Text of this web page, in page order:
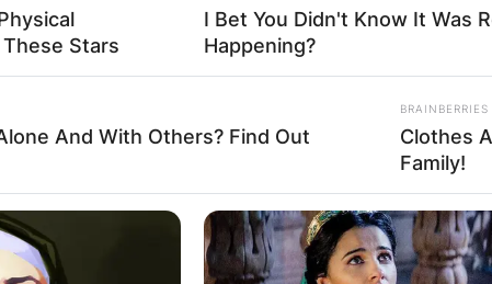
Брајчино
околу
Прочитај повеќе
Stars
I Bet You Didn't Know It Was
Happening?
And With Others? Find Out
BRAINBERRIES
Clothes
Family!